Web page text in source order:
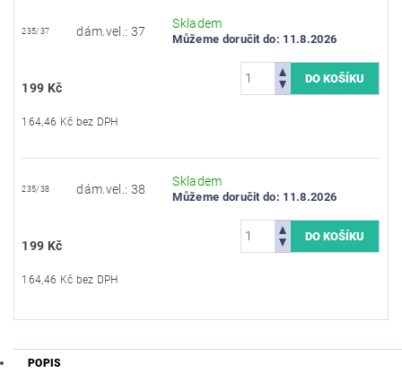
235/37 dám.vel.: 37
Skladem
Můžeme doručit do: 11.8.2026
199 Kč
164,46 Kč bez DPH
235/38 dám.vel.: 38
Skladem
Můžeme doručit do: 11.8.2026
199 Kč
164,46 Kč bez DPH
POPIS